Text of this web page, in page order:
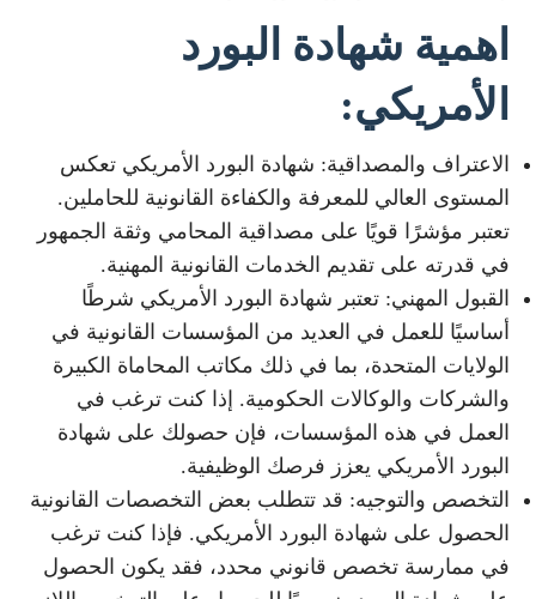
اهمية شهادة البورد
الأمريكي:
الاعتراف والمصداقية: شهادة البورد الأمريكي تعكس
المستوى العالي للمعرفة والكفاءة القانونية للحاملين.
تعتبر مؤشرًا قويًا على مصداقية المحامي وثقة الجمهور
في قدرته على تقديم الخدمات القانونية المهنية.
القبول المهني: تعتبر شهادة البورد الأمريكي شرطًا
أساسيًا للعمل في العديد من المؤسسات القانونية في
الولايات المتحدة، بما في ذلك مكاتب المحاماة الكبيرة
والشركات والوكالات الحكومية. إذا كنت ترغب في
العمل في هذه المؤسسات، فإن حصولك على شهادة
البورد الأمريكي يعزز فرصك الوظيفية.
التخصص والتوجيه: قد تتطلب بعض التخصصات القانونية
الحصول على شهادة البورد الأمريكي. فإذا كنت ترغب
في ممارسة تخصص قانوني محدد، فقد يكون الحصول